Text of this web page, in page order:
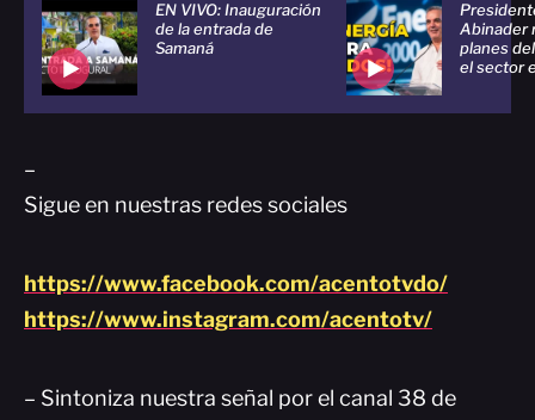
EN VIVO: Inauguración
de la entrada de
Samaná
Abinader
planes
el sector
–
Sigue en nuestras redes sociales
https://www.facebook.com/acentotvdo/
https://www.instagram.com/acentotv/
– Sintoniza nuestra señal por el canal 38 de